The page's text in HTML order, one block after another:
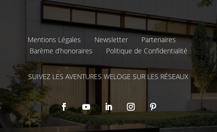
Mentions Légales Newsletter
Partenaires
Barème d’honoraires
Politique de Confidentialité
SUIVEZ LES AVENTURES WELOGE SUR LES RÉSEAUX